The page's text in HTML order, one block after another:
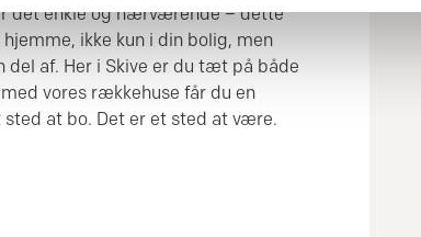
det enkle og nærværende – dette
ikke kun i din bolig, men
del af. Her i Skive er du tæt på både
vores rækkehuse får du en
at bo. Det er et sted at være.